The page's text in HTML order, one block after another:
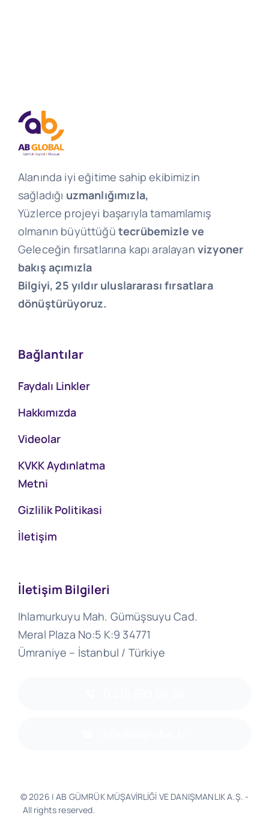
Alanında iyi eğitime sahip ekibimizin
sağladığı uzmanlığımızla,
Yüzlerce projeyi başarıyla tamamlamış
olmanın büyüttüğü tecrübemizle ve
Geleceğin fırsatlarına kapı aralayan vizyoner
bakış açımızla
Bilgiyi, 25 yıldır uluslararası fırsatlara
dönüştürüyoruz.
Bağlantılar
Faydalı Linkler
Hakkımızda
Videolar
KVKK Aydınlatma
Metni
Gizlilik Politikasi
İletişim
İletişim Bilgileri
Ihlamurkuyu Mah. Gümüşsuyu Cad.
Meral Plaza No:5 K:9 34771
Ümraniye – İstanbul / Türkiye
© 2026 | AB GÜMRÜK MÜŞAVİRLİĞİ VE DANIŞMANLIK A.Ş. -
All rights reserved.